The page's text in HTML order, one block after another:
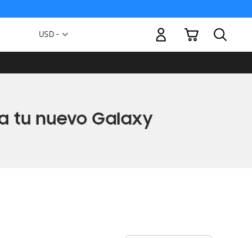
Moneda
USD -
Mi carrito